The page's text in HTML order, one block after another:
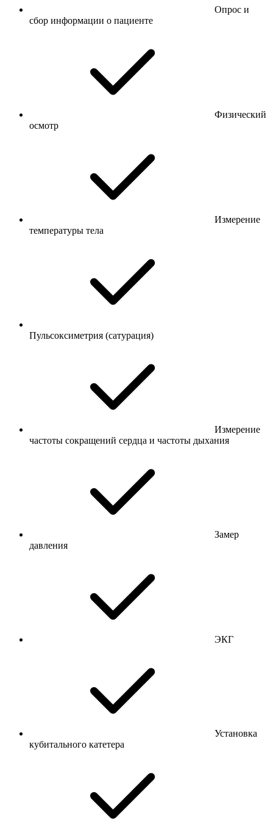
Опрос и
сбор информации о пациенте
Физический
осмотр
Измерение
температуры тела
Пульсоксиметрия (сатурация)
Измерение
частоты сокращений сердца и частоты дыхания
Замер
давления
ЭКГ
Установка
кубитального катетера